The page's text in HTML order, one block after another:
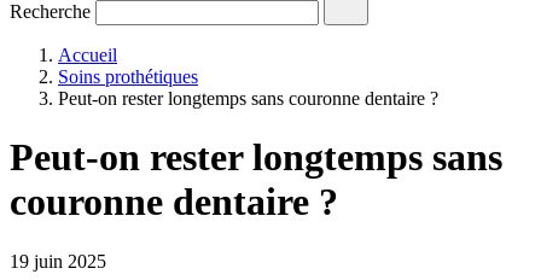
Recherche
Accueil
Soins prothétiques
Peut-on rester longtemps sans couronne dentaire ?
Peut-on rester longtemps sans
couronne dentaire ?
19 juin 2025